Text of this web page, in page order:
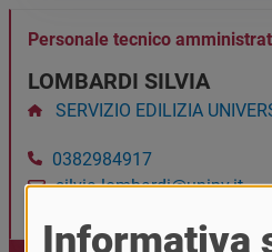
Personale tecnico
LOMBARDI SILVIA
SERVIZIO EDILIZIA
0382984917
silvia.lombardi@unipv.it
Informativa